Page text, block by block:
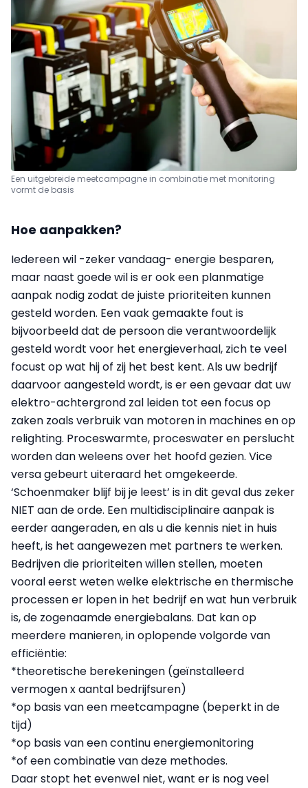
Een uitgebreide meetcampagne in combinatie met monitoring
vormt de basis
Hoe aanpakken?
Iedereen wil -zeker vandaag- energie besparen,
maar naast goede wil is er ook een planmatige
aanpak nodig zodat de juiste prioriteiten kunnen
gesteld worden. Een vaak gemaakte fout is
bijvoorbeeld dat de persoon die verantwoordelijk
gesteld wordt voor het energieverhaal, zich te veel
focust op wat hij of zij het best kent. Als uw bedrijf
daarvoor aangesteld wordt, is er een gevaar dat uw
elektro-achtergrond zal leiden tot een focus op
zaken zoals verbruik van motoren in machines en op
relighting. Proceswarmte, proceswater en perslucht
worden dan weleens over het hoofd gezien. Vice
versa gebeurt uiteraard het omgekeerde.
‘Schoenmaker blijf bij je leest’ is in dit geval dus zeker
NIET aan de orde. Een multidisciplinaire aanpak is
eerder aangeraden, en als u die kennis niet in huis
heeft, is het aangewezen met partners te werken.
Bedrijven die prioriteiten willen stellen, moeten
vooral eerst weten welke elektrische en thermische
processen er lopen in het bedrijf en wat hun verbruik
is, de zogenaamde energiebalans. Dat kan op
meerdere manieren, in oplopende volgorde van
efficiëntie:
*theoretische berekeningen (geïnstalleerd
vermogen x aantal bedrijfsuren)
*op basis van een meetcampagne (beperkt in de
tijd)
*op basis van een continu energiemonitoring
*of een combinatie van deze methodes.
Daar stopt het evenwel niet, want er is nog veel